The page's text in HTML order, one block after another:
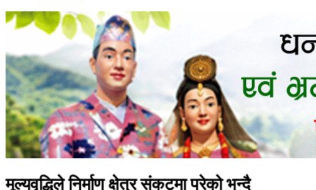
मूल्यवृद्धिले निर्माण क्षेत्र संकटमा परेको भन्दै